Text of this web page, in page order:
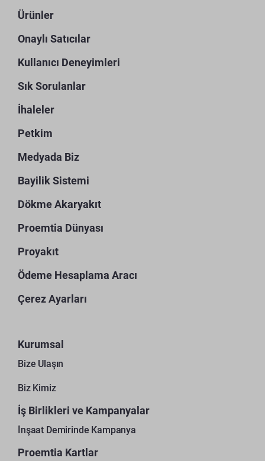
Ürünler
Onaylı Satıcılar
Kullanıcı Deneyimleri
Sık Sorulanlar
İhaleler
Petkim
Medyada Biz
Bayilik Sistemi
Dökme Akaryakıt
Proemtia Dünyası
Proyakıt
Ödeme Hesaplama Aracı
Çerez Ayarları
Kurumsal
Bize Ulaşın
Biz Kimiz
İş Birlikleri ve Kampanyalar
İnşaat Demirinde Kampanya
Proemtia Kartlar